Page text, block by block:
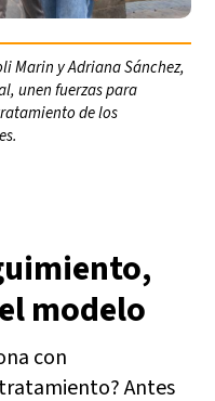
Marin y Adriana Sánchez,
unen fuerzas para
de los
modelo
con
Antes